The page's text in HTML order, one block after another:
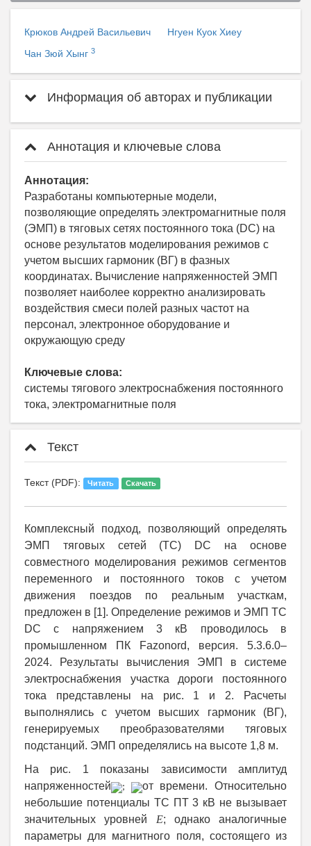
Крюков Андрей Васильевич
Нгуен Куок Хиеу
Чан Зюй Хынг 3
Информация об авторах и публикации
Аннотация и ключевые слова
Аннотация:
Разработаны компьютерные модели,
позволяющие определять электромагнитные поля
(ЭМП) в тяговых сетях постоянного тока (DC) на
основе результатов моделирования режимов с
учетом высших гармоник (ВГ) в фазных
координатах. Вычисление напряженностей ЭМП
позволяет наиболее корректно анализировать
воздействия смеси полей разных частот на
персонал, электронное оборудование и
окружающую среду
Ключевые слова:
системы тягового электроснабжения постоянного
тока, электромагнитные поля
Текст
Текст (PDF): Читать Скачать
Комплексный подход, позволяющий определять
ЭМП тяговых сетей (ТС) DC на основе
совместного моделирования режимов сегментов
переменного и постоянного токов с учетом
движения поездов по реальным участкам,
предложен в [1]. Определение режимов и ЭМП ТС
DC с напряжением 3 кВ проводилось в
промышленном ПК Fazonord, версия. 5.3.6.0–
2024. Результаты вычисления ЭМП в системе
электроснабжения участка дороги постоянного
тока представлены на рис. 1 и 2. Расчеты
выполнялись с учетом высших гармоник (ВГ),
генерируемых преобразователями тяговых
подстанций. ЭМП определялись на высоте 1,8 м.
На рис. 1 показаны зависимости амплитуд
напряженностей
;
от времени. Относительно
небольшие потенциалы ТС ПТ 3 кВ не вызывает
значительных уровней E; однако аналогичные
параметры для магнитного поля, состоящего из